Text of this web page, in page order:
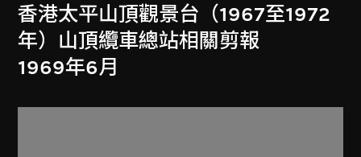
香港太平山頂觀景台（1967至1972
年）山頂纜車總站相關剪報
1969年6月